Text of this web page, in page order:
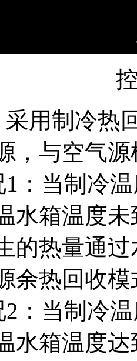
采用制冷热
，与空气
1：当制冷
水箱温度
的热量通
余热回收模
2：当制冷
水箱温度